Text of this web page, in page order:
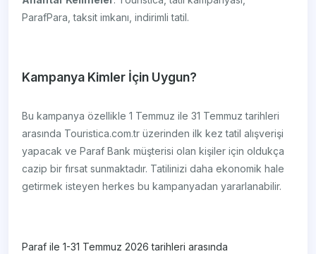
ParafPara, taksit imkanı, indirimli tatil.
Kampanya Kimler İçin Uygun?
Bu kampanya özellikle 1 Temmuz ile 31 Temmuz tarihleri
arasında Touristica.com.tr üzerinden ilk kez tatil alışverişi
yapacak ve Paraf Bank müşterisi olan kişiler için oldukça
cazip bir fırsat sunmaktadır. Tatilinizi daha ekonomik hale
getirmek isteyen herkes bu kampanyadan yararlanabilir.
Paraf ile 1-31 Temmuz 2026 tarihleri arasında